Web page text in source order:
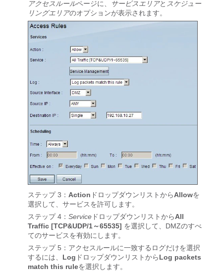
アクセスルールページに、 サービスエリアと スケジュー
リングエリアのオプションが表示されます。
ステップ 3： Action ドロップダウンリストからAllowを
選択して、サービスを許可します。
ステップ 4： Service ドロップダウンリストからAll
Traffic [TCP&UDP/1～65535] を選択して、DMZのすべ
てのサービスを有効にします。
ステップ 5：アクセスルールに一致するログだけを選択
するには、 Log ドロップダウンリストからLog packets
match this ruleを選択します。